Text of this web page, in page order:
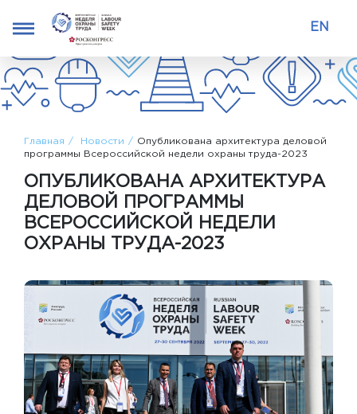
EN
Главная Новости
Опубликована архитектура деловой
программы Всероссийской недели охраны труда-2023
ОПУБЛИКОВАНА АРХИТЕКТУРА
ДЕЛОВОЙ ПРОГРАММЫ
ВСЕРОССИЙСКОЙ НЕДЕЛИ
ОХРАНЫ ТРУДА-2023